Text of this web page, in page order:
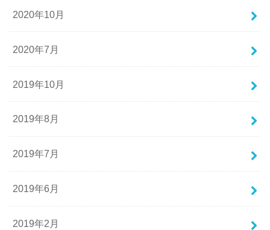
2020年10月
2020年7月
2019年10月
2019年8月
2019年7月
2019年6月
2019年2月